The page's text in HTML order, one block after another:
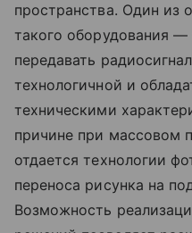
пространства. Один из
такого оборудования
передавать
технологичной и
техническими
причине при массовом
отдается технологии
переноса рисунка на
Возможность